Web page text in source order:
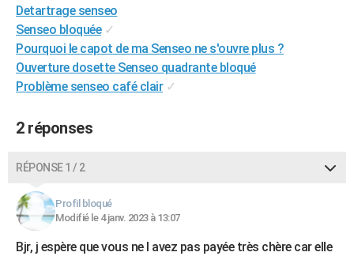
GUIDES D'ACHAT
BONS PLANS
CARTE DE VOEUX
S'inscrire
Se connecter
Lycées
Collèges
Primaires
Universités
Entreprises
Service militaire
Avis de recherche
AVIS DE DÉCÈS
FORUM
Detartrage senseo
Senseo bloquée ✓
Pourquoi le capot de ma Senseo ne s'ouvre plus ?
Ouverture dosette Senseo quadrante bloqué
Problème senseo café clair ✓
2 réponses
RÉPONSE 1 / 2
Profil bloqué
Modifié le 4 janv. 2023 à 13:07
Bjr, j espère que vous ne l avez pas payée très chère car elle